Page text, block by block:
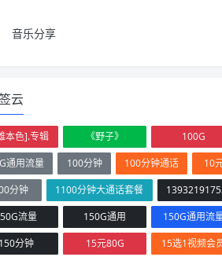
音乐分享
云
本色].专辑 《野子》
100G
通用流量
100分钟 100分钟通话
10
分钟
1100分钟大通话套餐
流量
150G通用
150G通用流
150分钟
15元80G
15选1视频会